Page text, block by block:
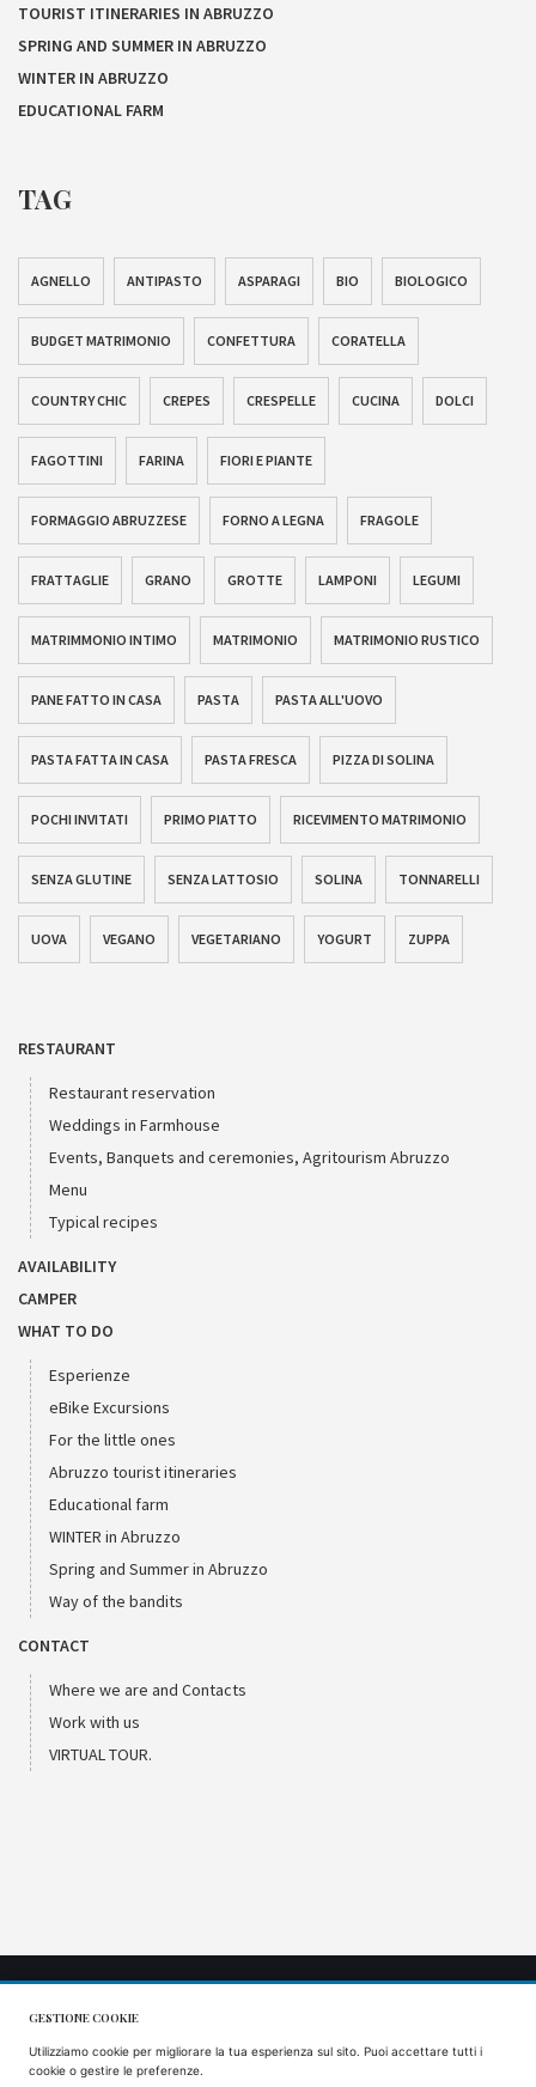
TOURIST ITINERARIES IN ABRUZZO
SPRING AND SUMMER IN ABRUZZO
WINTER IN ABRUZZO
EDUCATIONAL FARM
TAG
AGNELLO ANTIPASTO ASPARAGI BIO BIOLOGICO
BUDGET MATRIMONIO CONFETTURA CORATELLA
COUNTRY CHIC CREPES CRESPELLE CUCINA DOLCI
FAGOTTINI FARINA FIORI E PIANTE
FORMAGGIO ABRUZZESE FORNO A LEGNA FRAGOLE
FRATTAGLIE GRANO GROTTE LAMPONI LEGUMI
MATRIMMONIO INTIMO MATRIMONIO MATRIMONIO RUSTICO
PANE FATTO IN CASA PASTA PASTA ALL'UOVO
PASTA FATTA IN CASA PASTA FRESCA PIZZA DI SOLINA
POCHI INVITATI PRIMO PIATTO RICEVIMENTO MATRIMONIO
SENZA GLUTINE SENZA LATTOSIO SOLINA TONNARELLI
UOVA VEGANO VEGETARIANO YOGURT ZUPPA
RESTAURANT
Restaurant reservation
Weddings in Farmhouse
Events, Banquets and ceremonies, Agritourism Abruzzo
Menu
Typical recipes
AVAILABILITY
CAMPER
WHAT TO DO
Esperienze
eBike Excursions
For the little ones
Abruzzo tourist itineraries
Educational farm
WINTER in Abruzzo
Spring and Summer in Abruzzo
Way of the bandits
CONTACT
Where we are and Contacts
Work with us
VIRTUAL TOUR.
CIR: 066053AGR0001
CIN: IT066053B57VS9J5AQ
GESTIONE COOKIE
Utilizziamo cookie per migliorare la tua esperienza sul sito. Puoi accettare tutti i
cookie o gestire le preferenze.